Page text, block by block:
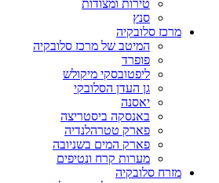
טירות ומצודות
סנץ
מרכז סלובקיה
המיטב של מרכז סלובקיה
פופרד
ליפטובסקי מיקולש
גן העדן הסלובקי
יאסנה
באנסקה ביסטריצה
פארק טטרהלנדיה
פארק המים בשניובה
מערות קרח ונטיפים
מזרח סלובקיה